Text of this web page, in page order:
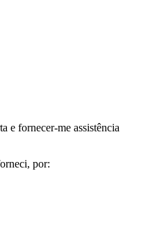
e fornecer-me assistência
por: